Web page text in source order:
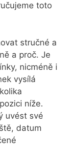
toto
stručné a
a proč. Je
nicméně i
vysílá
níže.
uvést své
datum